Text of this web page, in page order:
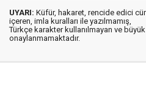
UYARI: Küfür, hakaret, rencide edici
içeren, imla kuralları ile yazılmamış,
Türkçe karakter kullanılmayan ve
onaylanmamaktadır.